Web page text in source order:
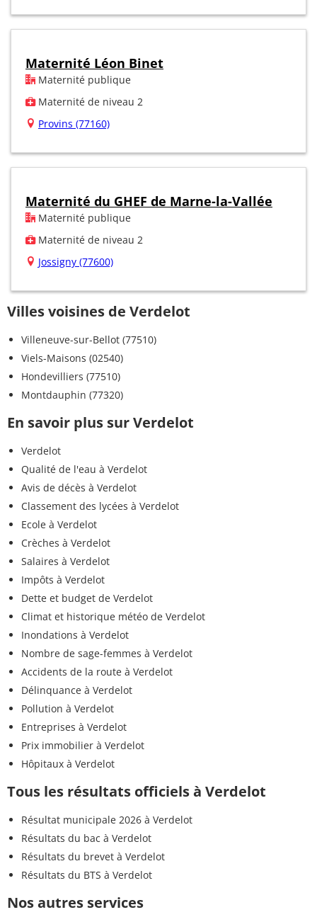
Maternité Léon Binet
Maternité publique
Maternité de niveau 2
Provins (77160)
Maternité du GHEF de Marne-la-Vallée
Maternité publique
Maternité de niveau 2
Jossigny (77600)
Villes voisines de Verdelot
Villeneuve-sur-Bellot (77510)
Viels-Maisons (02540)
Hondevilliers (77510)
Montdauphin (77320)
En savoir plus sur Verdelot
Verdelot
Qualité de l'eau à Verdelot
Avis de décès à Verdelot
Classement des lycées à Verdelot
Ecole à Verdelot
Crèches à Verdelot
Salaires à Verdelot
Impôts à Verdelot
Dette et budget de Verdelot
Climat et historique météo de Verdelot
Inondations à Verdelot
Nombre de sage-femmes à Verdelot
Accidents de la route à Verdelot
Délinquance à Verdelot
Pollution à Verdelot
Entreprises à Verdelot
Prix immobilier à Verdelot
Hôpitaux à Verdelot
Tous les résultats officiels à Verdelot
Résultat municipale 2026 à Verdelot
Résultats du bac à Verdelot
Résultats du brevet à Verdelot
Résultats du BTS à Verdelot
Nos autres services